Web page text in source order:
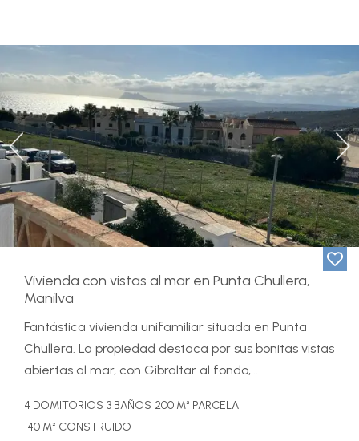
Previous
Vivienda con vistas al mar en Punta Chullera,
Manilva
Fantástica vivienda unifamiliar situada en Punta
Chullera. La propiedad destaca por sus bonitas vistas
abiertas al mar, con Gibraltar al fondo,...
4 DOMITORIOS 3 BAÑOS 200 M² PARCELA
140 M² CONSTRUIDO